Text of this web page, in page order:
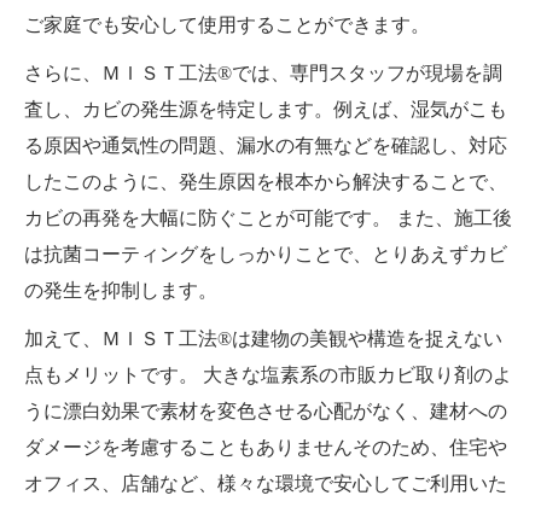
ご家庭でも安心して使用することができます。
さらに、ＭＩＳＴ工法®では、専門スタッフが現場を調
査し、カビの発生源を特定します。例えば、湿気がこも
る原因や通気性の問題、漏水の有無などを確認し、対応
したこのように、発生原因を根本から解決することで、
カビの再発を大幅に防ぐことが可能です。 また、施工後
は抗菌コーティングをしっかりことで、とりあえずカビ
の発生を抑制します。
加えて、ＭＩＳＴ工法®は建物の美観や構造を捉えない
点もメリットです。 大きな塩素系の市販カビ取り剤のよ
うに漂白効果で素材を変色させる心配がなく、建材への
ダメージを考慮することもありませんそのため、住宅や
オフィス、店舗など、様々な環境で安心してご利用いた